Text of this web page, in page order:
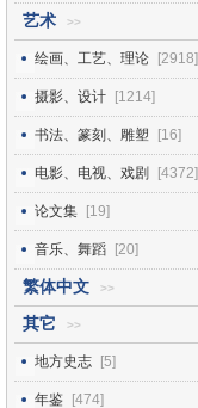
艺术 >>
绘画、工艺、理论 [2918]
摄影、设计 [1214]
书法、篆刻、雕塑 [16]
电影、电视、戏剧 [4372]
论文集 [19]
音乐、舞蹈 [20]
繁体中文 >>
其它 >>
地方史志 [5]
年鉴 [474]